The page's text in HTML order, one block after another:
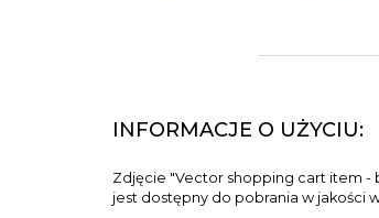
INFORMACJE O UŻYCIU:
Zdjęcie "Vector shopping cart item -
jest dostępny do pobrania w jakości